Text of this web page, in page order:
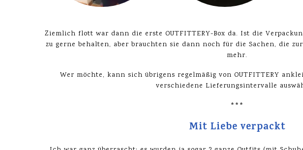
Ziemlich flott war dann die erste OUTFITTERY-Box da. Ist die
zu gerne behalten, aber brauchten sie dann noch für die Sachen, die
mehr.
Wer möchte, kann sich übrigens regelmäßig von OUTFITTERY
verschiedene Lieferungsintervalle
***
Mit Liebe verpackt